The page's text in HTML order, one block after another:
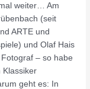
weiter… Am
(seit
ARTE und
und Olaf Hais
– so habe
Klassiker
geht es: In